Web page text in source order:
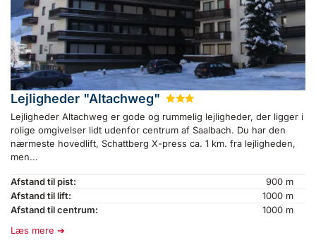
Lejligheder "Altachweg" ★★
Lejligheder Altachweg er gode og rummelig lejligheder, der ligger i
rolige omgivelser lidt udenfor centrum af Saalbach. Du har den
nærmeste hovedlift, Schattberg X-press ca. 1 km. fra lejligheden,
men...
Afstand til pist:
900 m
Afstand til lift:
1000 m
Afstand til centrum:
1000 m
Læs mere